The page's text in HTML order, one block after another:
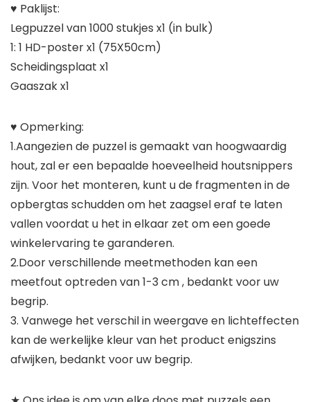
♥ Paklijst:
Legpuzzel van 1000 stukjes x1 (in bulk)
1: 1 HD-poster x1 (75X50cm)
Scheidingsplaat x1
Gaaszak x1
♥ Opmerking:
1.Aangezien de puzzel is gemaakt van hoogwaardig
hout, zal er een bepaalde hoeveelheid houtsnippers
zijn. Voor het monteren, kunt u de fragmenten in de
opbergtas schudden om het zaagsel eraf te laten
vallen voordat u het in elkaar zet om een ​​goede
winkelervaring te garanderen.
2.Door verschillende meetmethoden kan een
meetfout optreden van 1-3 cm , bedankt voor uw
begrip.
3. Vanwege het verschil in weergave en lichteffecten
kan de werkelijke kleur van het product enigszins
afwijken, bedankt voor uw begrip.